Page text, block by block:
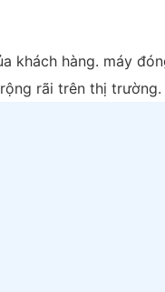
khách hàng. máy
rãi trên thị trường.